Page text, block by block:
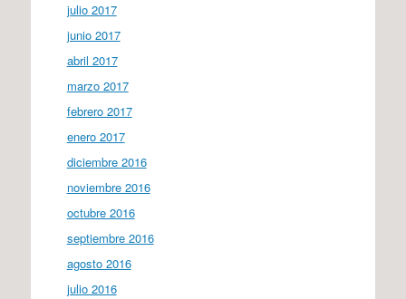
julio 2017
junio 2017
abril 2017
marzo 2017
febrero 2017
enero 2017
diciembre 2016
noviembre 2016
octubre 2016
septiembre 2016
agosto 2016
julio 2016